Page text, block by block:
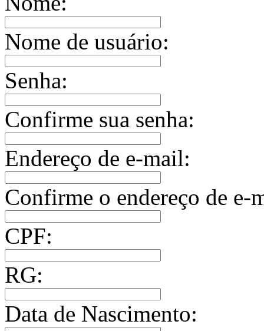
Nome de usuário:
Senha:
Confirme sua senha:
Endereço de e-mail:
Confirme o endereço de e-
CPF:
RG:
Data de Nascimento: